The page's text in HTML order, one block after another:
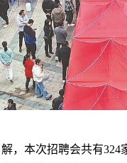
本次招聘会共有324